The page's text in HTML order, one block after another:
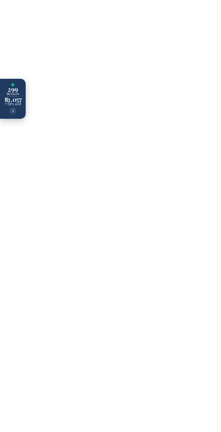
299
BUGÜN
83.057
TOPLAM
×